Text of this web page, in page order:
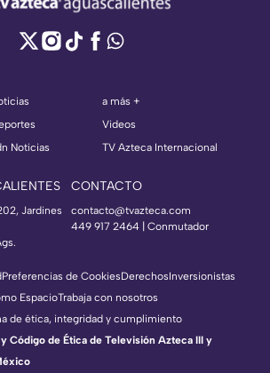
Noticias
a más +
Videos
TV Azteca Internacional
Jardines
CONTACTO
contacto@tvazteca.com
449 917 2464 | Conmutador
Preferencias de CookiesDerechosInversionistas
EspacioTrabaja con nosotros
de ética, integridad y cumplimiento
Código de Ética de Televisión Azteca III y